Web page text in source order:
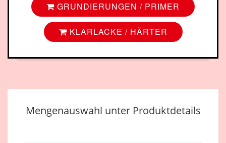
GRUNDIERUNGEN / PRIMER
KLARLACKE / HÄRTER
Mengenauswahl unter Produktdetails